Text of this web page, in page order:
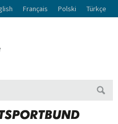
Français Polski Türkçe